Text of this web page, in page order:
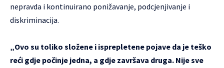
nepravda i kontinuirano ponižavanje, podcjenjivanje i
diskriminacija.
„Ovo su toliko složene i isprepletene pojave da je teško
reći gdje počinje jedna, a gdje završava druga. Nije sve